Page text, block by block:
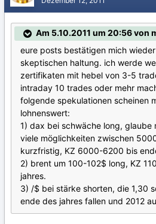
Am 5.10.2011 um 20:56 von
eure posts bestätigen mich
skeptischen haltung. ich werde
zertifikaten mit hebel von 3-5
intraday 10 trades oder mehr
folgende spekulationen scheinen
lohnenswert:
1) dax bei schwäche long, glaube
viele möglichkeiten zwischen
kurzfristig, KZ 6000-6200 bis
2) brent um 100-102$ long, KZ
jahres.
3) /$ bei stärke shorten, die 1,30
ende des jahres fallen und 2012